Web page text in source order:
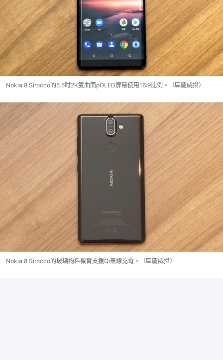
Nokia 8 Sirocco的5.5吋2K雙曲面pOLED屏幕使用16:9比例。（區慶威攝）
Nokia 8 Sirocco的玻璃物料機背支援Qi無線充電。（區慶威攝）